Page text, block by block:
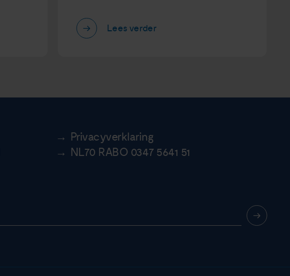
Lees verder
Privacyverklaring
NL70 RABO 0347 5641 51